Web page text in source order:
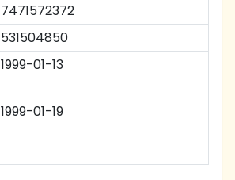
7471572372
531504850
1999-01-13
1999-01-19